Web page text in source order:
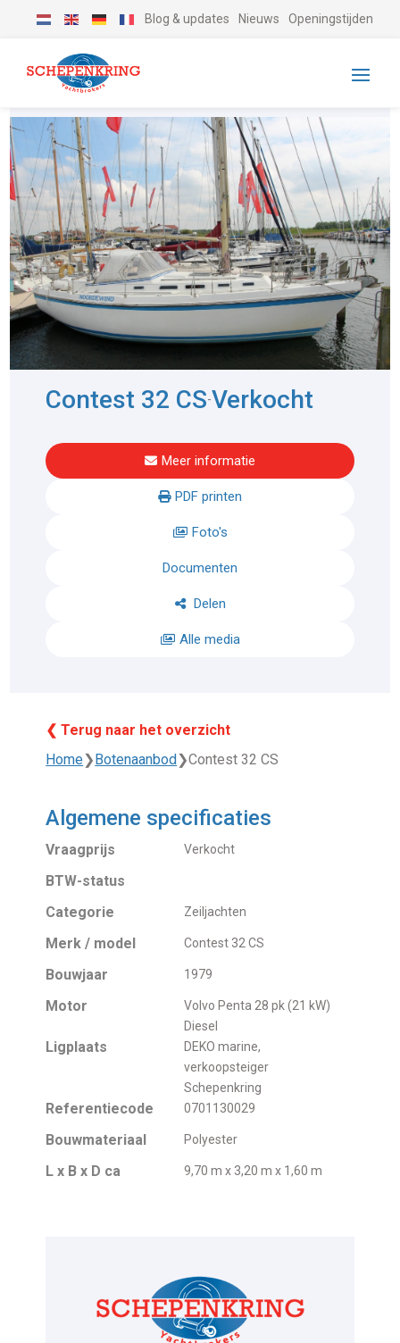
Blog & updates Nieuws Openingstijden
Contest 32 CS-Verkocht
Meer informatie
PDF printen
Foto's
Documenten
Delen
Alle media
❮ Terug naar het overzicht
Home❯ Botenaanbod ❯Contest 32 CS
Algemene specificaties
Vraagprijs Verkocht
BTW-status
Categorie
Zeiljachten
Merk / model Contest 32 CS
Bouwjaar 1979
Motor
Volvo Penta 28 pk (21 kW)
Diesel
Ligplaats
DEKO marine,
verkoopsteiger
Schepenkring
Referentiecode 0701130029
Bouwmateriaal Polyester
L x B x D ca 9,70 m x 3,20 m x 1,60 m